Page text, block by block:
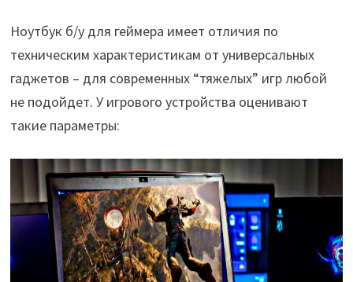
Ноутбук б/у для геймера имеет отличия по
техническим характеристикам от универсальных
гаджетов – для современных “тяжелых” игр любой
не подойдет. У игрового устройства оценивают
такие параметры: